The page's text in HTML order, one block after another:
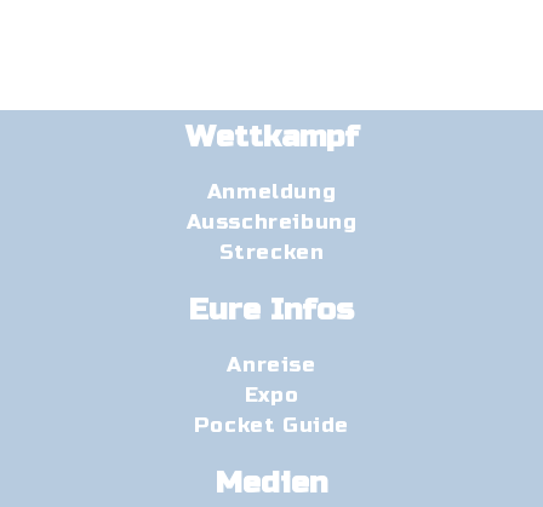
Wettkampf
Anmeldung
Ausschreibung
Strecken
Eure Infos
Anreise
Expo
Pocket Guide
Medien